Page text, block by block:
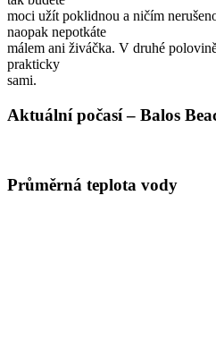
moci užít poklidnou a ničím
naopak nepotkáte
málem ani živáčka. V druhé
prakticky
sami.
Aktuální počasí – Balos
Průměrná teplota vody